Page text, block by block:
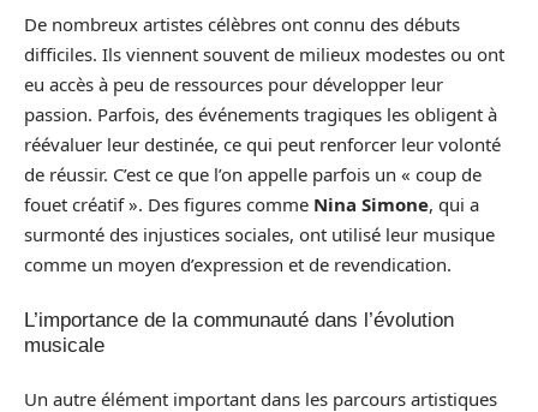
De nombreux artistes célèbres ont connu des débuts
difficiles. Ils viennent souvent de milieux modestes ou ont
eu accès à peu de ressources pour développer leur
passion. Parfois, des événements tragiques les obligent à
réévaluer leur destinée, ce qui peut renforcer leur volonté
de réussir. C’est ce que l’on appelle parfois un « coup de
fouet créatif ». Des figures comme Nina Simone, qui a
surmonté des injustices sociales, ont utilisé leur musique
comme un moyen d’expression et de revendication.
L’importance de la communauté dans l’évolution
musicale
Un autre élément important dans les parcours artistiques